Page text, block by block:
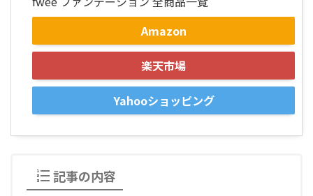
Amazon
楽天市場
Yahooショッピング
記事の内容